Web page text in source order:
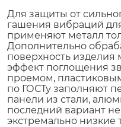
Для защиты от
гашения вибраций
применяют металл
Дополнительно
поверхность
эффект поглощения
проемом,
по ГОСТу заполняют
панели из стали,
последний вариант
экстремально низкие